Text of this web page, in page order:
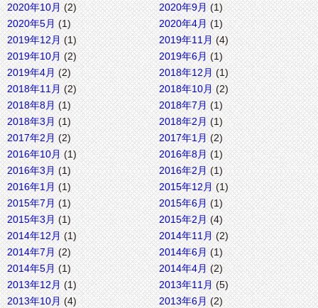
2020年10月(2) 2020年9月(1)
2020年5月(1) 2020年4月(1)
2019年12月(1) 2019年11月(4)
2019年10月(2) 2019年6月(1)
2019年4月(2) 2018年12月(1)
2018年11月(2) 2018年10月(2)
2018年8月(1) 2018年7月(1)
2018年3月(1) 2018年2月(1)
2017年2月(2) 2017年1月(2)
2016年10月(1) 2016年8月(1)
2016年3月(1) 2016年2月(1)
2016年1月(1) 2015年12月(1)
2015年7月(1) 2015年6月(1)
2015年3月(1) 2015年2月(4)
2014年12月(1) 2014年11月(2)
2014年7月(2) 2014年6月(1)
2014年5月(1) 2014年4月(2)
2013年12月(1) 2013年11月(5)
2013年10月(4) 2013年6月(2)